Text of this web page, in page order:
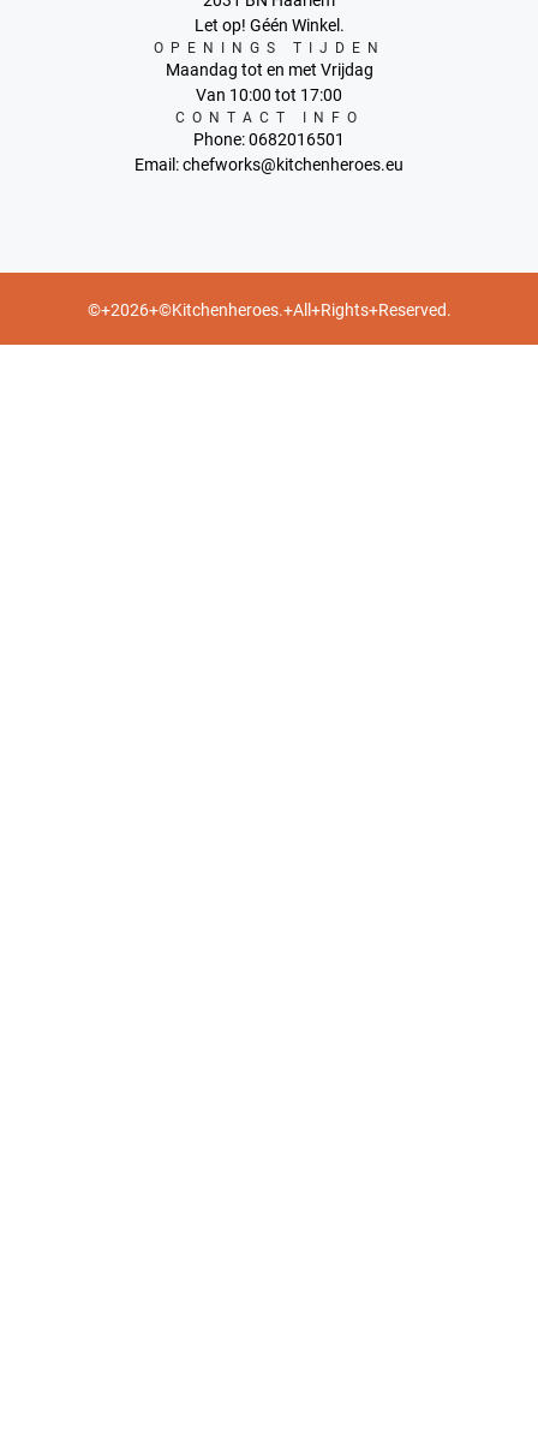
Let op! Géén Winkel.
OPENINGS TIJDEN
Maandag tot en met Vrijdag
Van 10:00 tot 17:00
CONTACT INFO
Phone: 0682016501
Email: chefworks@kitchenheroes.eu
©+2026+©Kitchenheroes.+All+Rights+Reserved.